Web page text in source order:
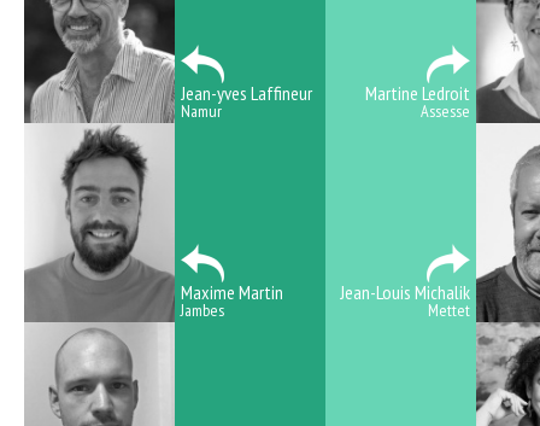
Jean-yves Laffineur
Namur
Martine Ledroit
Assesse
Maxime Martin
Jambes
Jean-Louis Michalik
Mettet